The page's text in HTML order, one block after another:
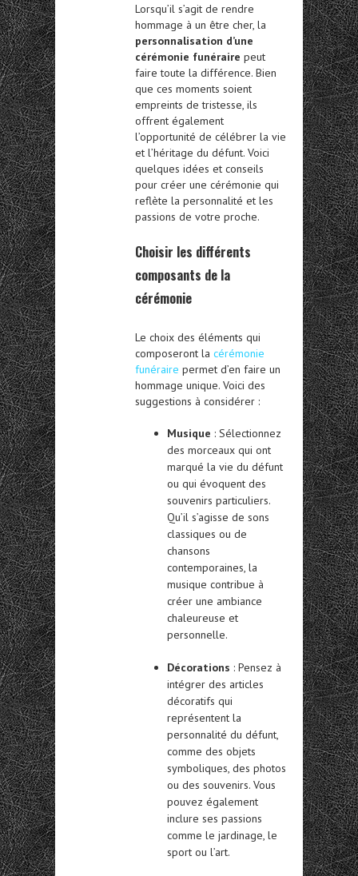
Lorsqu’il s’agit de rendre
hommage à un être cher, la
personnalisation d’une
cérémonie funéraire peut
faire toute la différence. Bien
que ces moments soient
empreints de tristesse, ils
offrent également
l’opportunité de célébrer la vie
et l’héritage du défunt. Voici
quelques idées et conseils
pour créer une cérémonie qui
reflète la personnalité et les
passions de votre proche.
Choisir les différents
composants de la
cérémonie
Le choix des éléments qui
composeront la cérémonie
funéraire permet d’en faire un
hommage unique. Voici des
suggestions à considérer :
Musique : Sélectionnez
des morceaux qui ont
marqué la vie du défunt
ou qui évoquent des
souvenirs particuliers.
Qu’il s’agisse de sons
classiques ou de
chansons
contemporaines, la
musique contribue à
créer une ambiance
chaleureuse et
personnelle.
Décorations : Pensez à
intégrer des articles
décoratifs qui
représentent la
personnalité du défunt,
comme des objets
symboliques, des photos
ou des souvenirs. Vous
pouvez également
inclure ses passions
comme le jardinage, le
sport ou l’art.